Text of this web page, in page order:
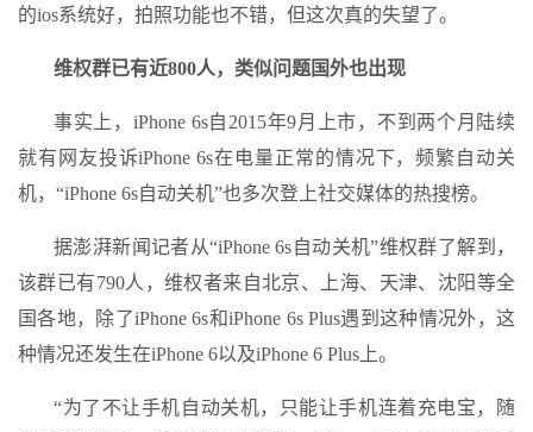
的ios系统好，拍照功能也不错，但这次真的失望了。
维权群已有近800人，类似问题国外也出现
事实上，iPhone 6s自2015年9月上市，不到两个月陆续
就有网友投诉iPhone 6s在电量正常的情况下，频繁自动关
机，“iPhone 6s自动关机”也多次登上社交媒体的热搜榜。
据澎湃新闻记者从“iPhone 6s自动关机”维权群了解到，
该群已有790人，维权者来自北京、上海、天津、沈阳等全
国各地，除了iPhone 6s和iPhone 6s Plus遇到这种情况外，这
种情况还发生在iPhone 6以及iPhone 6 Plus上。
“为了不让手机自动关机，只能让手机连着充电宝，随